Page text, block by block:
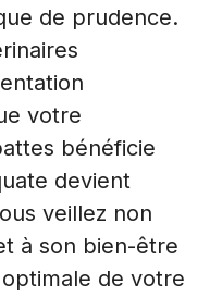
de prudence.
votre
bénéficie
devient
veillez non
à son bien-être
de votre